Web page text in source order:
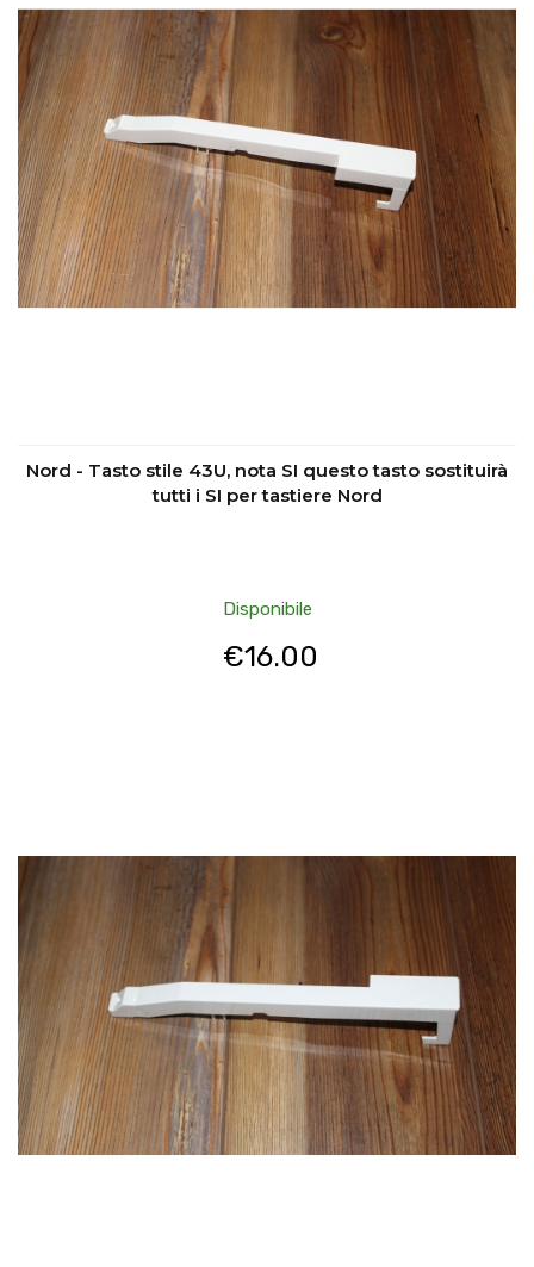
Nord - Tasto stile 43U, nota SI questo tasto sostituirà
tutti i SI per tastiere Nord
Disponibile
€16.00